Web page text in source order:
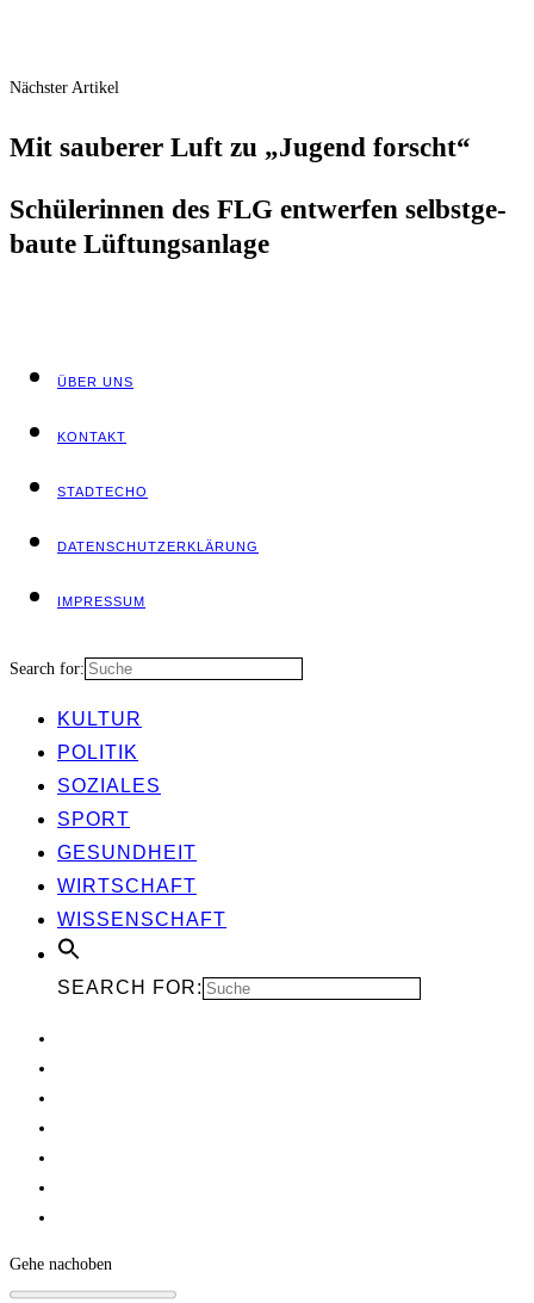
Nächster Artikel
Mit sau­be­rer Luft zu „Jugend forscht“
Schü­le­rin­nen des FLG ent­wer­fen selbst­ge­
bau­te Lüftungsanlage
ÜBER UNS
KON­TAKT
STADT­ECHO
DATEN­SCHUTZ­ER­KLÄ­RUNG
IMPRES­SUM
Search for:
KUL­TUR
POLI­TIK
SOZIA­LES
SPORT
GESUND­HEIT
WIRT­SCHAFT
WIS­SEN­SCHAFT
SEARCH FOR:
Gehe nachoben